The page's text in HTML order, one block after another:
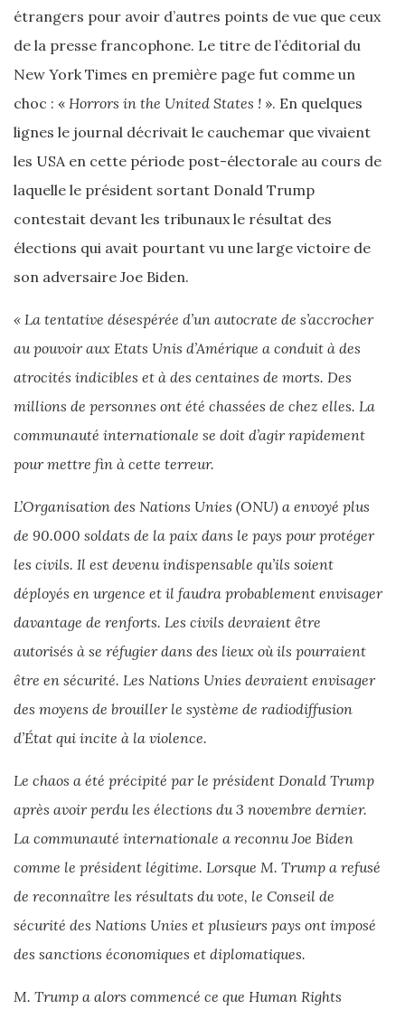
étrangers pour avoir d’autres points de vue que ceux
de la presse francophone. Le titre de l’éditorial du
New York Times en première page fut comme un
choc : « Horrors in the United States ! ». En quelques
lignes le journal décrivait le cauchemar que vivaient
les USA en cette période post-électorale au cours de
laquelle le président sortant Donald Trump
contestait devant les tribunaux le résultat des
élections qui avait pourtant vu une large victoire de
son adversaire Joe Biden.
« La tentative désespérée d’un autocrate de s’accrocher
au pouvoir aux Etats Unis d’Amérique a conduit à des
atrocités indicibles et à des centaines de morts. Des
millions de personnes ont été chassées de chez elles. La
communauté internationale se doit d’agir rapidement
pour mettre fin à cette terreur.
L’Organisation des Nations Unies (ONU) a envoyé plus
de 90.000 soldats de la paix dans le pays pour protéger
les civils. Il est devenu indispensable qu’ils soient
déployés en urgence et il faudra probablement envisager
davantage de renforts. Les civils devraient être
autorisés à se réfugier dans des lieux où ils pourraient
être en sécurité. Les Nations Unies devraient envisager
des moyens de brouiller le système de radiodiffusion
d’État qui incite à la violence.
Le chaos a été précipité par le président Donald Trump
après avoir perdu les élections du 3 novembre dernier.
La communauté internationale a reconnu Joe Biden
comme le président légitime. Lorsque M. Trump a refusé
de reconnaître les résultats du vote, le Conseil de
sécurité des Nations Unies et plusieurs pays ont imposé
des sanctions économiques et diplomatiques.
M. Trump a alors commencé ce que Human Rights